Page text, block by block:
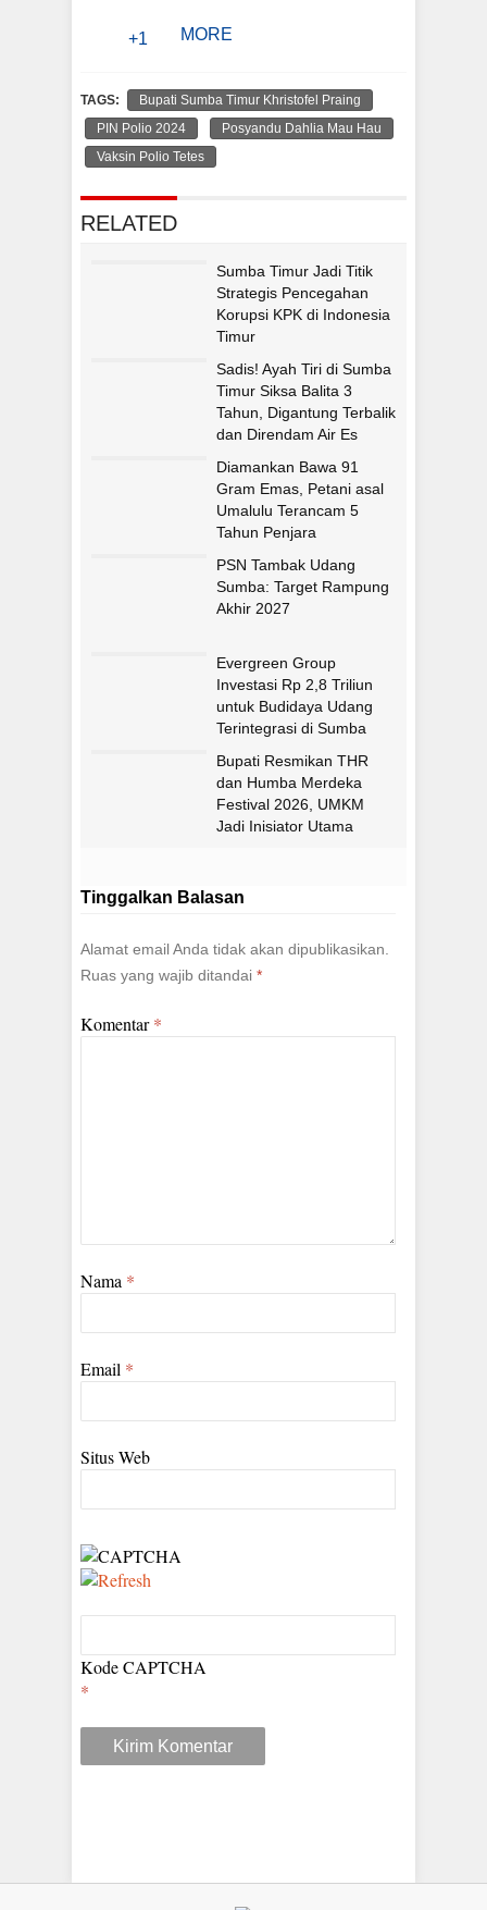
+1 MORE
TAGS:
Bupati Sumba Timur Khristofel Praing
PIN Polio 2024
Posyandu Dahlia Mau Hau
Vaksin Polio Tetes
RELATED
Sumba Timur Jadi Titik
Strategis Pencegahan
Korupsi KPK di Indonesia
Timur
Sadis! Ayah Tiri di Sumba
Timur Siksa Balita 3
Tahun, Digantung Terbalik
dan Direndam Air Es
Diamankan Bawa 91
Gram Emas, Petani asal
Umalulu Terancam 5
Tahun Penjara
PSN Tambak Udang
Sumba: Target Rampung
Akhir 2027
Evergreen Group
Investasi Rp 2,8 Triliun
untuk Budidaya Udang
Terintegrasi di Sumba
Bupati Resmikan THR
dan Humba Merdeka
Festival 2026, UMKM
Jadi Inisiator Utama
Tinggalkan Balasan
Alamat email Anda tidak akan dipublikasikan.
Ruas yang wajib ditandai *
Komentar*
Nama *
Email *
Situs Web
Kode CAPTCHA
*